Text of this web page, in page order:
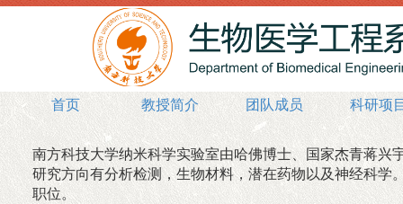
首页 教授简介 团队成员 科研项
南方科技大学纳米科学实验室由哈佛博士、国家杰青蒋
研究方向有分析检测，生物材料，潜在药物以及神经科
职位。